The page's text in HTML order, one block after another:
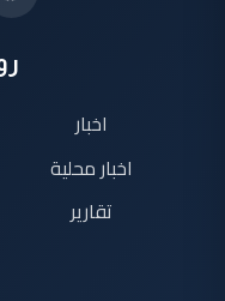
اخبار
اخبار محلية
تقارير